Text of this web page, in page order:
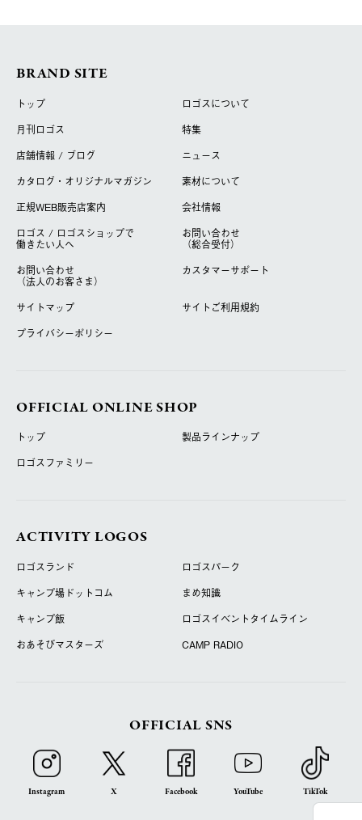
BRAND SITE
トップ
ロゴスについて
月刊ロゴス
特集
店舗情報 / ブログ
ニュース
カタログ・オリジナルマガジン
素材について
正規WEB販売店案内
会社情報
ロゴス / ロゴスショップで
働きたい人へ
お問い合わせ
（総合受付）
お問い合わせ
（法人のお客さま）
カスタマーサポート
サイトマップ
サイトご利用規約
プライバシーポリシー
OFFICIAL ONLINE SHOP
トップ
製品ラインナップ
ロゴスファミリー
ACTIVITY LOGOS
ロゴスランド
ロゴスパーク
キャンプ場ドットコム
まめ知識
キャンプ飯
ロゴスイベントタイムライン
おあそびマスターズ
CAMP RADIO
OFFICIAL SNS
Instagram X Facebook YouTube TikTok